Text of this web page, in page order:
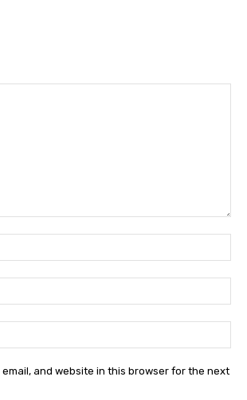
email, and website in this browser for the next